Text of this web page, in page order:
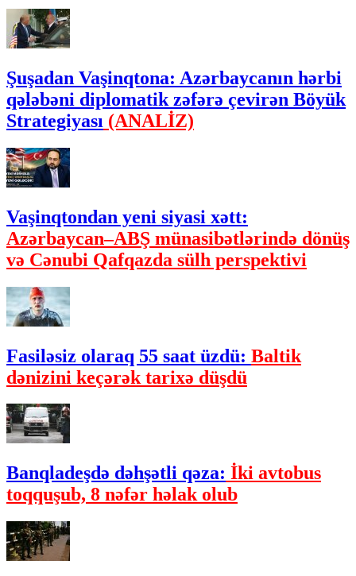
Şuşadan Vaşinqtona: Azərbaycanın hərbi
qələbəni diplomatik zəfərə çevirən Böyük
Strategiyası (ANALİZ)
Vaşinqtondan yeni siyasi xətt:
Azərbaycan–ABŞ münasibətlərində dönüş
və Cənubi Qafqazda sülh perspektivi
Fasiləsiz olaraq 55 saat üzdü: Baltik
dənizini keçərək tarixə düşdü
Banqladeşdə dəhşətli qəza: İki avtobus
toqquşub, 8 nəfər həlak olub